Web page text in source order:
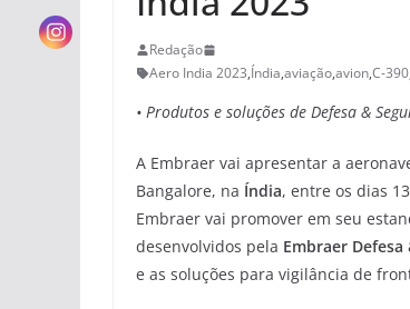
Redação
Aero India 2023,Índia,aviação,avion,C-390
• Produtos e soluções de Defesa &
A Embraer vai apresentar a
Bangalore, na Índia, entre os dias
Embraer vai promover em seu
desenvolvidos pela Embraer Defesa
e as soluções para vigilância de